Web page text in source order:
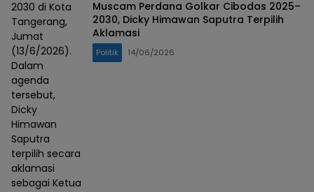
2030 di Kota
Tangerang,
Jumat
(13/6/2026).
Dalam
agenda
tersebut,
Dicky
Himawan
Saputra
terpilih secara
aklamasi
sebagai Ketua
Muscam Perdana Golkar Cibodas 2025–
2030, Dicky Himawan Saputra Terpilih
Aklamasi
Politik 14/06/2026